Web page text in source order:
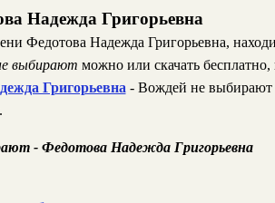
Надежда Григорьевна
Федотова Надежда Григорьевна,
выбирают можно или скачать бесплатно,
Григорьевна - Вождей не выбирают
- Федотова Надежда Григорьевна